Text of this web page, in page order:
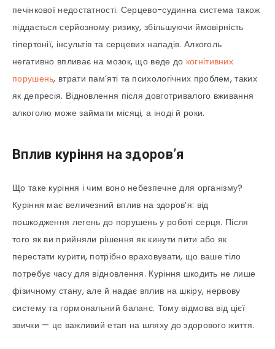
печінкової недостатності. Серцево-судинна система також
піддається серйозному ризику, збільшуючи ймовірність
гіпертонії, інсультів та серцевих нападів. Алкоголь
негативно впливає на мозок, що веде до когнітивних
порушень, втрати пам’яті та психологічних проблем, таких
як депресія. Відновлення після довготривалого вживання
алкоголю може займати місяці, а іноді й роки.
Вплив куріння на здоров’я
Що таке куріння і чим воно небезпечне для організму?
Куріння має величезний вплив на здоров’я: від
пошкодження легень до порушень у роботі серця. Після
того як ви прийняли рішення як кинути пити або як
перестати курити, потрібно враховувати, що ваше тіло
потребує часу для відновлення. Куріння шкодить не лише
фізичному стану, але й надає вплив на шкіру, нервову
систему та гормональний баланс. Тому відмова від цієї
звички — це важливий етап на шляху до здорового життя.